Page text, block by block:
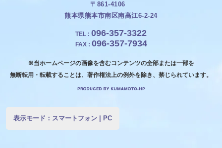
〒861-4106
熊本県熊本市南区南高江6-2-24
TEL : 096-357-3322
FAX : 096-357-7934
※当ホームページの画像を含むコンテンツの全部または一部を
無断転用・転載することは、著作権法上の例外を除き、禁じられています。
表示モード： スマートフォン | PC